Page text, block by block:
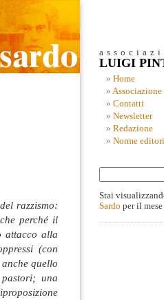
razzismo:
perché il
attacco alla
(con
quello
una
LUIGI
Home
Associazione
Contatti
Newsletter
Redazione
Norme
Stai
Sardo per il